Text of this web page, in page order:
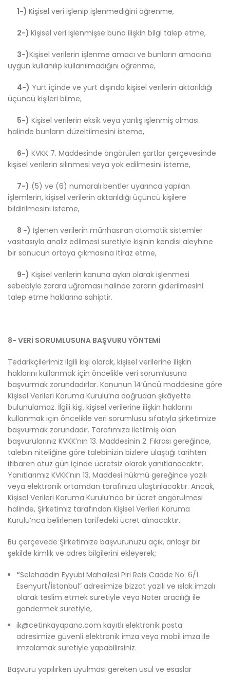
1-) Kişisel veri işlenip işlenmediğini öğrenme,
2-) Kişisel veri işlenmişse buna ilişkin bilgi talep etme,
3-)Kişisel verilerin işlenme amacı ve bunların amacına
uygun kullanılıp kullanılmadığını öğrenme,
4-) Yurt içinde ve yurt dışında kişisel verilerin aktarıldığı
üçüncü kişileri bilme,
5-) Kişisel verilerin eksik veya yanlış işlenmiş olması
halinde bunların düzeltilmesini isteme,
6-) KVKK 7. Maddesinde öngörülen şartlar çerçevesinde
kişisel verilerin silinmesi veya yok edilmesini isteme,
7-) (5) ve (6) numaralı bentler uyarınca yapılan
işlemlerin, kişisel verilerin aktarıldığı üçüncü kişilere
bildirilmesini isteme,
8 -) İşlenen verilerin münhasıran otomatik sistemler
vasıtasıyla analiz edilmesi suretiyle kişinin kendisi aleyhine
bir sonucun ortaya çıkmasına itiraz etme,
9-) Kişisel verilerin kanuna aykırı olarak işlenmesi
sebebiyle zarara uğraması halinde zararın giderilmesini
talep etme haklarına sahiptir.
8- VERİ SORUMLUSUNA BAŞVURU YÖNTEMİ
Tedarikçilerimiz ilgili kişi olarak, kişisel verilerine ilişkin
haklarını kullanmak için öncelikle veri sorumlusuna
başvurmak zorundadırlar. Kanunun 14’üncü maddesine göre
Kişisel Verileri Koruma Kurulu’na doğrudan şikâyette
bulunulamaz. İlgili kişi, kişisel verilerine ilişkin haklarını
kullanmak için öncelikle veri sorumlusu sıfatıyla şirketimize
başvurmak zorundadır. Tarafımıza iletilmiş olan
başvurularınız KVKK’nın 13. Maddesinin 2. Fıkrası gereğince,
talebin niteliğine göre talebinizin bizlere ulaştığı tarihten
itibaren otuz gün içinde ücretsiz olarak yanıtlanacaktır.
Yanıtlarımız KVKK’nın 13. Maddesi hükmü gereğince yazılı
veya elektronik ortamdan tarafınıza ulaştırılacaktır. Ancak,
Kişisel Verileri Koruma Kurulu’nca bir ücret öngörülmesi
halinde, Şirketimiz tarafından Kişisel Verileri Koruma
Kurulu’nca belirlenen tarifedeki ücret alınacaktır.
Bu çerçevede Şirketimize başvurunuzu açık, anlaşır bir
şekilde kimlik ve adres bilgilerini ekleyerek;
“Selehaddin Eyyübi Mahallesi Piri Reis Cadde No: 6/1
Esenyurt/İstanbul” adresimize bizzat yazılı ve ıslak imzalı
olarak teslim etmek suretiyle veya Noter aracılığı ile
göndermek suretiyle,
ik@cetinkayapano.com kayıtlı elektronik posta
adresimize güvenli elektronik imza veya mobil imza ile
imzalamak suretiyle yapabilirsiniz.
Başvuru yapılırken uyulması gereken usul ve esaslar